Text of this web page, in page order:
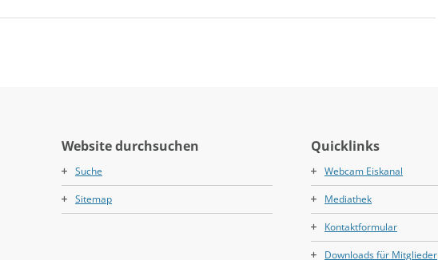
Website durchsuchen
Suche
Sitemap
Quicklinks
Webcam Eiskanal
Mediathek
Kontaktformular
Downloads für Mitglieder